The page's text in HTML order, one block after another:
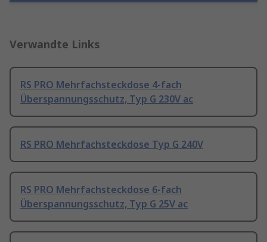
Verwandte Links
RS PRO Mehrfachsteckdose 4-fach
Überspannungsschutz, Typ G 230V ac
RS PRO Mehrfachsteckdose Typ G 240V
RS PRO Mehrfachsteckdose 6-fach
Überspannungsschutz, Typ G 25V ac